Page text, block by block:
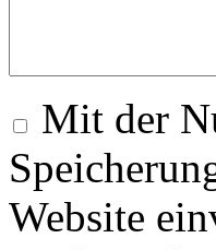
Mit der
Website